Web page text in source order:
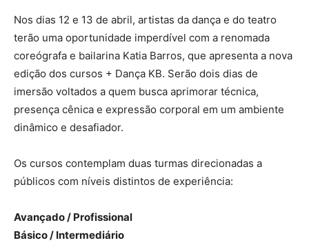
Nos dias 12 e 13 de abril, artistas da dança e do teatro
terão uma oportunidade imperdível com a renomada
coreógrafa e bailarina Katia Barros, que apresenta a nova
edição dos cursos + Dança KB. Serão dois dias de
imersão voltados a quem busca aprimorar técnica,
presença cênica e expressão corporal em um ambiente
dinâmico e desafiador.
Os cursos contemplam duas turmas direcionadas a
públicos com níveis distintos de experiência:
Avançado / Profissional
Básico / Intermediário